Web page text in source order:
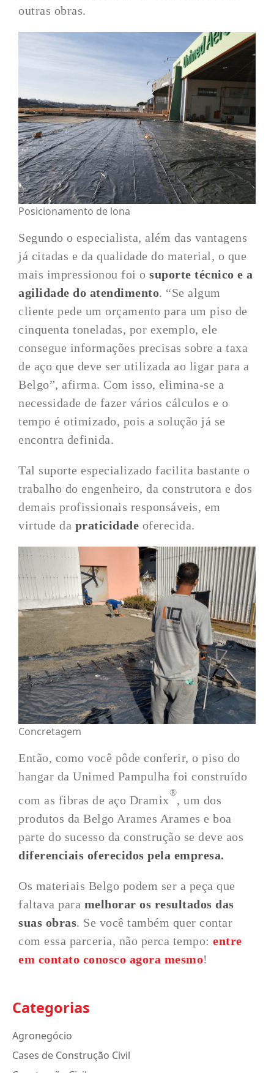
outras obras.
Posicionamento de lona
Segundo o especialista, além das vantagens
já citadas e da qualidade do material, o que
mais impressionou foi osuporte técnico e a
agilidade do atendimento. “Se algum
cliente pede um orçamento para um piso de
cinquenta toneladas, por exemplo, ele
consegue informações precisas sobre a taxa
de aço que deve ser utilizada ao ligar para a
Belgo”, afirma. Com isso, elimina-se a
necessidade de fazer vários cálculos e o
tempo é otimizado, pois a solução já se
encontra definida.
Tal suporte especializado facilita bastante o
trabalho do engenheiro, da construtora e dos
demais profissionais responsáveis, em
virtude da praticidade oferecida.
Concretagem
Então, como você pôde conferir, o piso do
hangar da Unimed Pampulha foi construído
com as fibras de aço Dramix
®
, um dos
produtos da Belgo Arames Arames e boa
parte do sucesso da construção se deve aos
diferenciais oferecidos pela empresa.
Os materiais Belgo podem ser a peça que
faltava para melhorar os resultados das
suas obras. Se você também quer contar
com essa parceria, não perca tempo:entre
em contato conosco agora mesmo!
Categorias
Agronegócio
Cases de Construção Civil